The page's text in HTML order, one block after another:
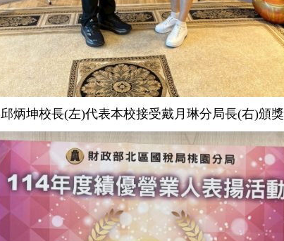
邱炳坤校長(左)代表本校接受戴月琳分局長(右)頒獎